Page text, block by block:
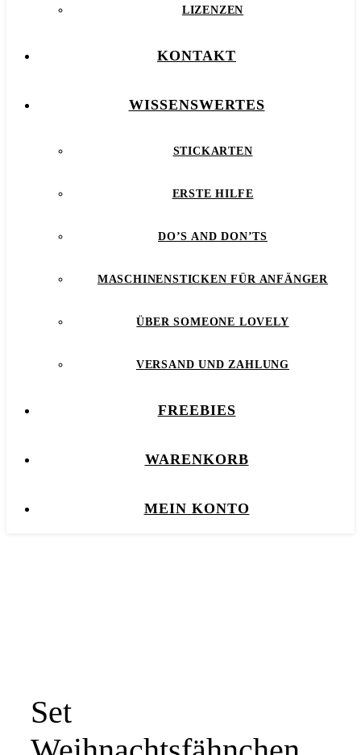
LIZENZEN
KONTAKT
WISSENSWERTES
STICKARTEN
ERSTE HILFE
DO’S AND DON’TS
MASCHINENSTICKEN FÜR ANFÄNGER
ÜBER SOMEONE LOVELY
VERSAND UND ZAHLUNG
FREEBIES
WARENKORB
MEIN KONTO
Set